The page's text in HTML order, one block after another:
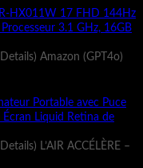
HX011W 17 FHD 144Hz
3.1 GHz, 16GB
Amazon (GPT4o)
Portable avec Puce
Liquid Retina de
L’AIR ACCÉLÈRE –